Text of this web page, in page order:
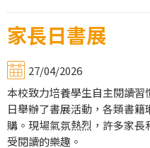
家長日書展
27/04/2026
本校致力培養學生自主閱讀
日舉辦了書展活動，各類書
購。現場氣氛熱烈，許多家
受閱讀的樂趣。